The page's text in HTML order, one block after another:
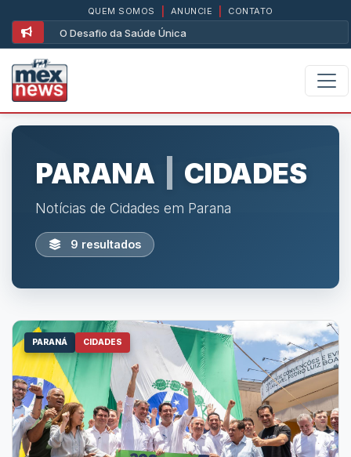
O Desafio da Saúde Única
QUEM SOMOS ANUNCIE CONTATO
PARANA CIDADES
Notícias de Cidades em Parana
9 resultados
PARANÁ CIDADES